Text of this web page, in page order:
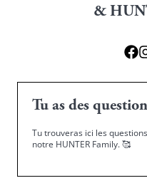
&
Tu as des
Tu trouveras ici les
notre HUNTER Family.🥰